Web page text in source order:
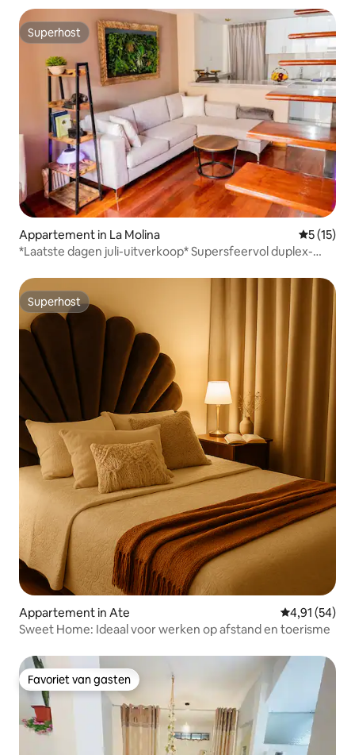
Superhost
Superhost
Appartement in La Molina
5 (15)
*Laatste dagen juli-uitverkoop* Supersfeervol duplex-
Superhost
Superhost
Appartement in Ate Gemiddelde
4,91 (54)
Sweet Home: Ideaal voor werken op afstand en toerisme
Favoriet van gasten
Favoriet van gasten